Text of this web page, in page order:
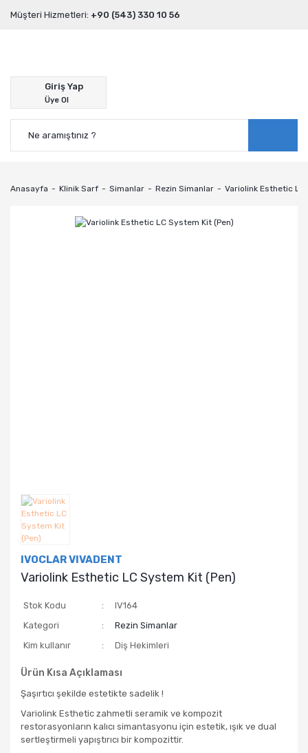
Müşteri Hizmetleri: +90 (543) 330 10 56
Giriş Yap
Üye Ol
Anasayfa Klinik Sarf Simanlar Rezin Simanlar Variolink Esthetic LC
IVOCLAR VIVADENT
Variolink Esthetic LC System Kit (Pen)
Stok Kodu
IV164
Kategori
Rezin Simanlar
Kim kullanır
Diş Hekimleri
Ürün Kısa Açıklaması
Şaşırtıcı şekilde estetikte sadelik !
Variolink Esthetic zahmetli seramik ve kompozit
restorasyonların kalıcı simantasyonu için estetik, ışık ve dual
sertleştirmeli yapıştırıcı bir kompozittir.